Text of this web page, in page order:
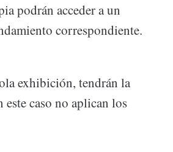
podrán acceder a un
correspondiente.
exhibición, tendrán la
este caso no aplican los